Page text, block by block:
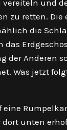
vereiteln und
zu retten. Die
die
der Anderen
Was jetzt
eine
unten